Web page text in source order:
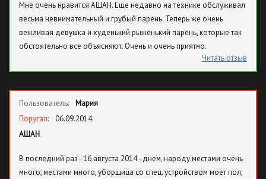
Мне очень нравится АШАН. Еще недавно на технике обслуживал
весьма невнимательный и грубый парень. Теперь же очень
вежливая девушка и худенький рыженький парень, которые так
обстоятельно все объясняют. Очень и очень приятно.
Читать отзыв
Пользователь:
Мария
Поругал:
06.09.2014
АШАН
В последний раз - 16 августа 2014 - днем, народу местами очень
много, местами много, уборщица со спец. устройством моет пол,